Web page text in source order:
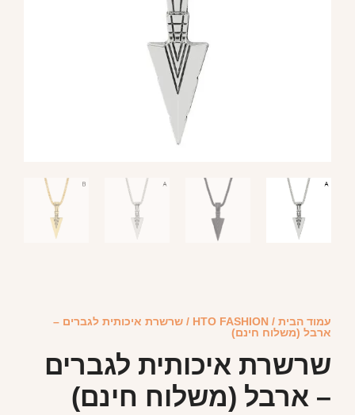
עמוד הבית /
HTO FASHION / שרשרת איכותית לגברים –
ארבל (משלוח חינם)
שרשרת איכותית לגברים
– ארבל (משלוח חינם)